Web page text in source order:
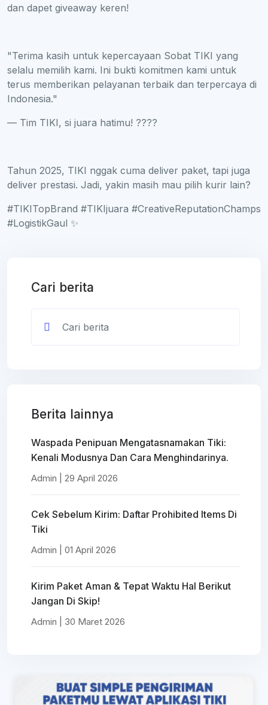
dan dapet giveaway keren!
"Terima kasih untuk kepercayaan Sobat TIKI yang
selalu memilih kami. Ini bukti komitmen kami untuk
terus memberikan pelayanan terbaik dan terpercaya di
Indonesia."
— Tim TIKI, si juara hatimu! ????
Tahun 2025, TIKI nggak cuma deliver paket, tapi juga
deliver prestasi. Jadi, yakin masih mau pilih kurir lain?
#TIKITopBrand #TIKIjuara #CreativeReputationChamps
#LogistikGaul ✨
Cari berita
Berita lainnya
Waspada Penipuan Mengatasnamakan Tiki:
Kenali Modusnya Dan Cara Menghindarinya.
Admin | 29 April 2026
Cek Sebelum Kirim: Daftar Prohibited Items Di
Tiki
Admin | 01 April 2026
Kirim Paket Aman & Tepat Waktu Hal Berikut
Jangan Di Skip!
Admin | 30 Maret 2026